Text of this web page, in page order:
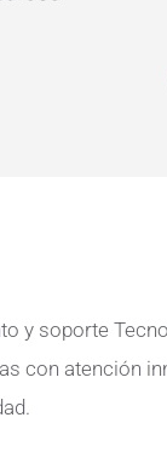
y soporte
con atención